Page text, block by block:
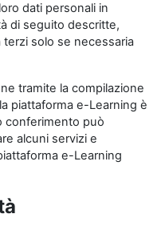
dati personali in
di seguito descritte,
terzi solo se necessaria
tramite la compilazione
piattaforma e-Learning è
conferimento può
alcuni servizi e
e-Learning